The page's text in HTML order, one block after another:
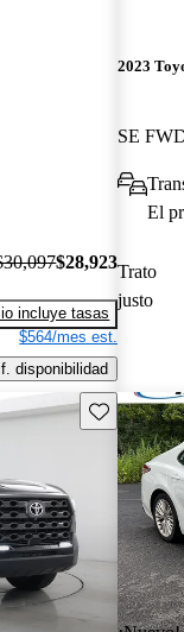
$28,923
incluye tasas
$564/mes est.
disponibilidad
2023
SE
El
Trato
justo
Guarda este